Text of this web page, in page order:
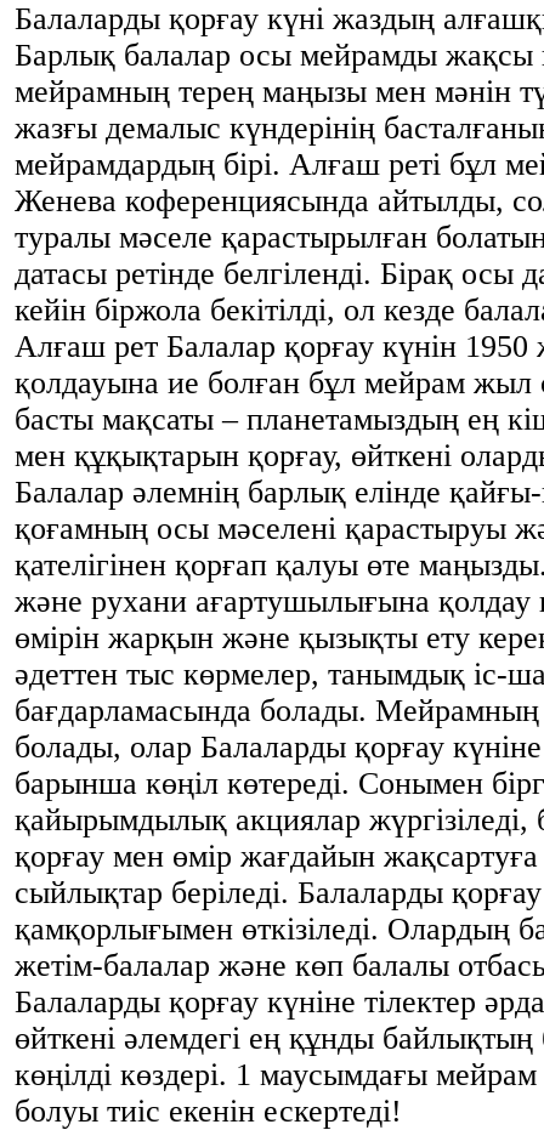
Балаларды қорғау күні жаздың
Барлық балалар осы мейрамды жақсы
мейрамның терең маңызы мен мәнін
жазғы демалыс күндерінің
мейрамдардың бірі. Алғаш реті бұл
Женева коференциясында айтылды,
туралы мәселе қарастырылған
датасы ретінде белгіленді. Бірақ осы
кейін біржола бекітілді, ол кезде
Алғаш рет Балалар қорғау күнін
қолдауына ие болған бұл мейрам
басты мақсаты – планетамыздың ең
мен құқықтарын қорғау, өйткені
Балалар әлемнің барлық елінде
қоғамның осы мәселені қарастыруы
қателігінен қорғап қалуы өте
және рухани ағартушылығына қолдау
өмірін жарқын және қызықты ету
әдеттен тыс көрмелер, танымдық іс-
бағдарламасында болады. Мейрамның
болады, олар Балаларды қорғау
барынша көңіл көтереді. Сонымен
қайырымдылық акциялар
қорғау мен өмір жағдайын
сыйлықтар беріледі. Балаларды
қамқорлығымен өткізіледі. Олардың
жетім-балалар және көп балалы
Балаларды қорғау күніне тілектер
өйткені әлемдегі ең құнды
көңілді көздері. 1 маусымдағы
болуы тиіс екенін ескертеді!